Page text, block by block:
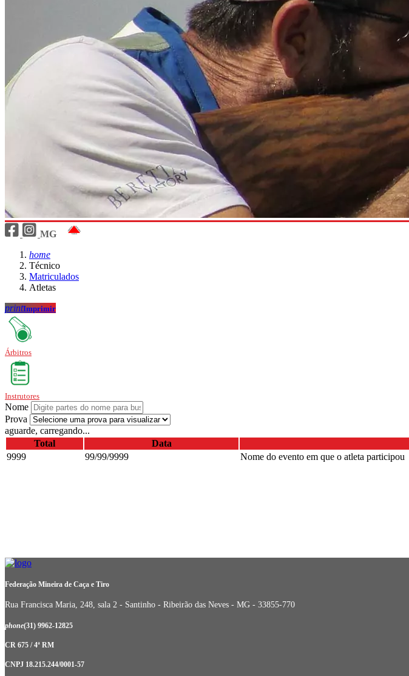
MG
home
Técnico
Matriculados
Atletas
printImprimir
Árbitros
Instrutores
Nome
Prova
aguarde, carregando...
Total
Data
9999
99/99/9999 Nome do evento em que o atleta participou
Federação Mineira de Caça e Tiro
Rua Francisca Maria, 248, sala 2 - Santinho - Ribeirão das Neves - MG - 33855-770
phone(31) 9962-12825
CR 675 / 4ª RM
CNPJ 18.215.244/0001-57